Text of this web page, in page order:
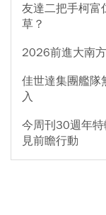
友達二把手柯富
草？
2026前進大南
佳世達集團艦隊
入
今周刊30週年
見前瞻行動